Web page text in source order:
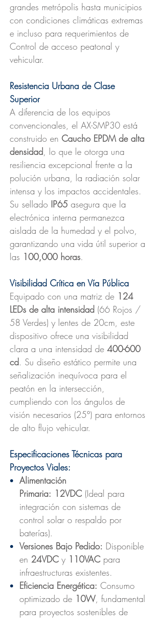
grandes metrópolis hasta municipios
con condiciones climáticas extremas
e incluso para requerimientos de
Control de acceso peatonal y
vehicular.
Resistencia Urbana de Clase
Superior
A diferencia de los equipos
convencionales, el AX-SMP30 está
construido en Caucho EPDM de alta
densidad, lo que le otorga una
resiliencia excepcional frente a la
polución urbana, la radiación solar
intensa y los impactos accidentales.
Su sellado IP65 asegura que la
electrónica interna permanezca
aislada de la humedad y el polvo,
garantizando una vida útil superior a
las 100,000 horas.
Visibilidad Crítica en Vía Pública
Equipado con una matriz de 124
LEDs de alta intensidad (66 Rojos /
58 Verdes) y lentes de 20cm, este
dispositivo ofrece una visibilidad
clara a una intensidad de 400-600
cd. Su diseño estático permite una
señalización inequívoca para el
peatón en la intersección,
cumpliendo con los ángulos de
visión necesarios (25°) para entornos
de alto flujo vehicular.
Especificaciones Técnicas para
Proyectos Viales:
Alimentación
Primaria: 12VDC (Ideal para
integración con sistemas de
control solar o respaldo por
baterías).
Versiones Bajo Pedido: Disponible
en 24VDC y 110VAC para
infraestructuras existentes.
Eficiencia Energética: Consumo
optimizado de 10W, fundamental
para proyectos sostenibles de